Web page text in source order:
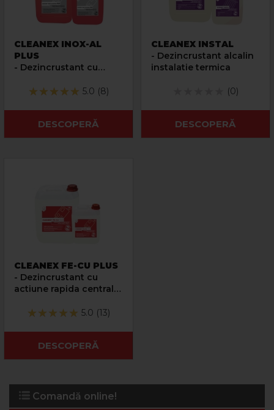
Comandă online!
CLEANEX INOX-AL
PLUS
- Dezincrustant cu
termice cu condensare
5.0 (8)
DESCOPERĂ
CLEANEX INSTAL
- Dezincrustant alcalin
instalatie termica
(0)
DESCOPERĂ
CLEANEX FE-CU PLUS
- Dezincrustant cu
actiune rapida centrala
5.0 (13)
DESCOPERĂ